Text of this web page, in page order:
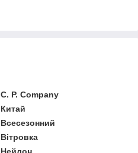
C. P. Company
Китай
Всесезонний
Вітровка